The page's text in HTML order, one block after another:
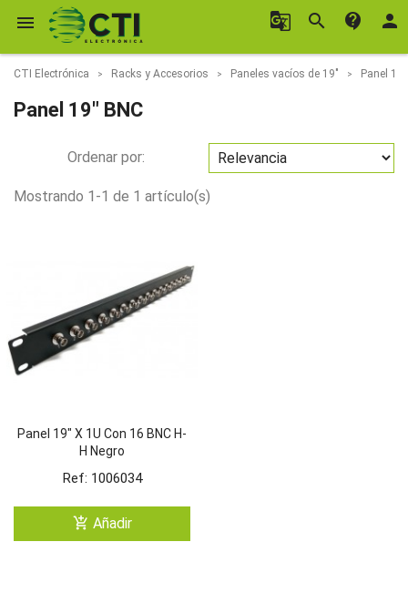
 g_translate search contact_support person
CTI Electrónica Racks y Accesorios Paneles vacíos de 19" Panel
Panel 19" BNC
Ordenar por:
Mostrando 1-1 de 1 artículo(s)
Panel 19" X 1U Con 16 BNC H-
H Negro
Ref: 1006034
add_shopping_cart Añadir